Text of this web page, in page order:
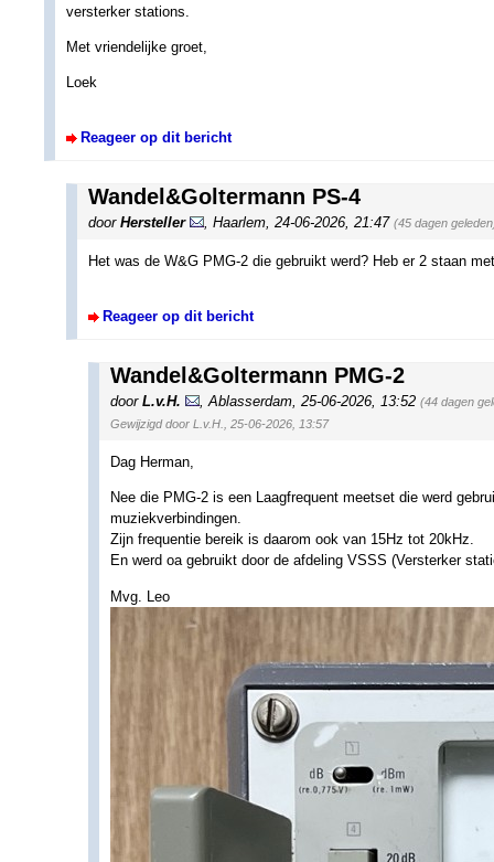
versterker stations.
Met vriendelijke groet,
Loek
Reageer op dit bericht
Wandel&Goltermann PS-4
door Hersteller , Haarlem, 24-06-2026, 21:47 (45 dagen
Het was de W&G PMG-2 die gebruikt werd? Heb er 2 staan
Reageer op dit bericht
Wandel&Goltermann PMG-2
door L.v.H. ,Ablasserdam, 25-06-2026, 13:52 (44 dagen
Gewijzigd door L.v.H., 25-06-2026, 13:57
Dag Herman,
Nee die PMG-2 is een Laagfrequent meetset die werd
muziekverbindingen.
Zijn frequentie bereik is daarom ook van 15Hz tot 20kHz.
En werd oa gebruikt door de afdeling VSSS (Versterker
Mvg. Leo